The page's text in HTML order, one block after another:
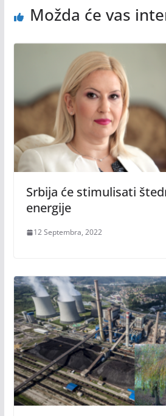
Možda će vas
Srbija će stimulisati
energije
12 Septembra, 2022